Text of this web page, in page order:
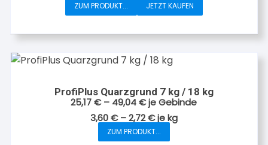
ZUM PRODUKT... JETZT KAUFEN
ProfiPlus Quarzgrund 7 kg / 18 kg
25,17€– 49,04€je Gebinde
3,60€–2,72€jekg
ZUM PRODUKT...
Dieses